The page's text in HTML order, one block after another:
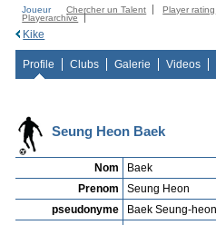
Joueur Chercher un Talent Player rating
Playerarchive
Kike
Profile Clubs Galerie Videos
Seung Heon Baek
Nom
Baek
Prenom
Seung Heon
pseudonyme
Baek Seung-heon